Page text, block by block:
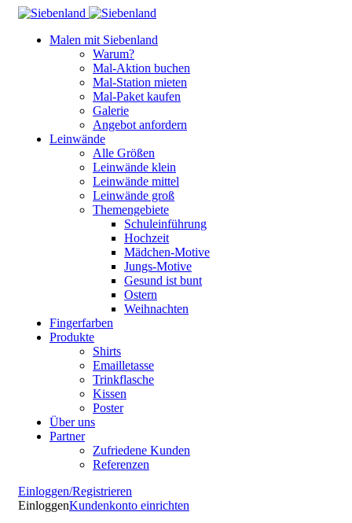
Malen mit Siebenland
Warum?
Mal-Aktion buchen
Mal-Station mieten
Mal-Paket kaufen
Galerie
Angebot anfordern
Leinwände
Alle Größen
Leinwände klein
Leinwände mittel
Leinwände groß
Themengebiete
Schuleinführung
Hochzeit
Mädchen-Motive
Jungs-Motive
Gesund ist bunt
Ostern
Weihnachten
Fingerfarben
Produkte
Shirts
Emailletasse
Trinkflasche
Kissen
Poster
Über uns
Partner
Zufriedene Kunden
Referenzen
Einloggen/Registrieren
EinloggenKundenkonto einrichten